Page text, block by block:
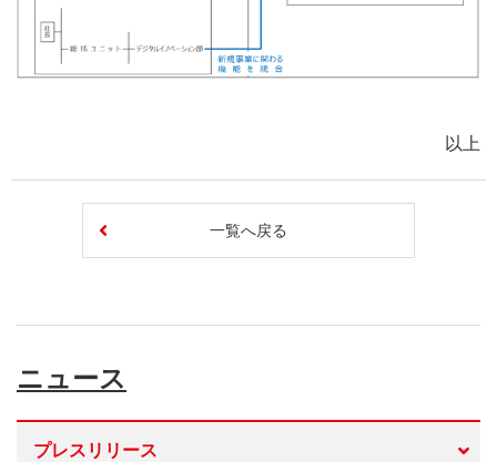
以上
一覧へ戻る
ニュース
プレスリリース